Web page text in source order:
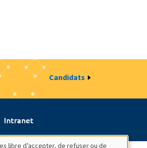
Candidats
Intranet
libre d’accepter, de refuser ou de